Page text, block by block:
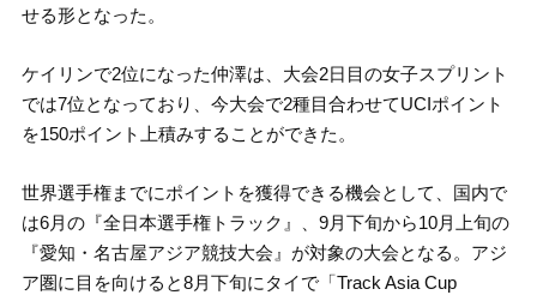
せる形となった。
ケイリンで2位になった仲澤は、大会2日目の女子スプリント
では7位となっており、今大会で2種目合わせてUCIポイント
を150ポイント上積みすることができた。
世界選手権までにポイントを獲得できる機会として、国内で
は6月の『全日本選手権トラック』、9月下旬から10月上旬の
『愛知・名古屋アジア競技大会』が対象の大会となる。アジ
ア圏に目を向けると8月下旬にタイで「Track Asia Cup